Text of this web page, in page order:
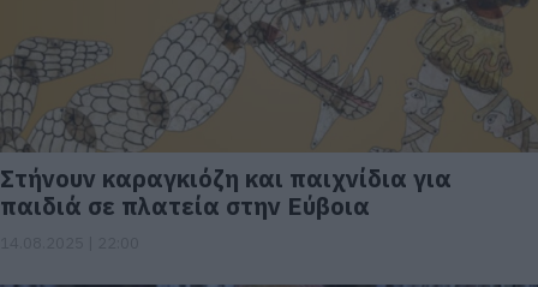
Στήνουν καραγκιόζη και παιχνίδια για
παιδιά σε πλατεία στην Εύβοια